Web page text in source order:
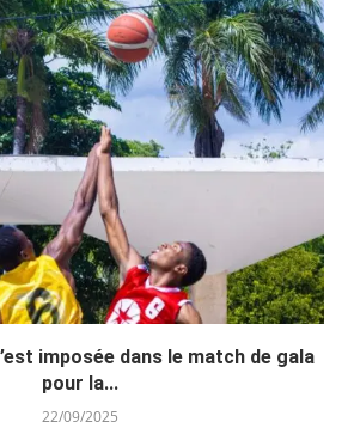
imposée dans le match de gala
pour la...
22/09/2025